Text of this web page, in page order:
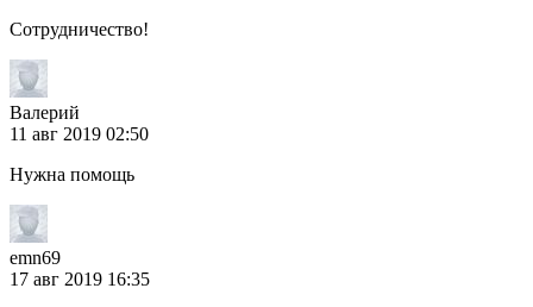
Сотрудничество!
Валерий
11 авг 2019 02:50
Нужна помощь
emn69
17 авг 2019 16:35